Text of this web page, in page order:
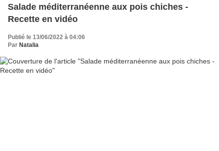
Salade méditerranéenne aux pois chiches -
Recette en vidéo
Publié le 13/06/2022 à 04:06
Par Natalia